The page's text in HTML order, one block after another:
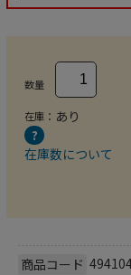
数量
在庫： あり
在庫数について
商品コード